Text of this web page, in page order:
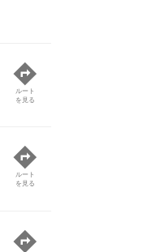
ルート
を見る
ルート
を見る